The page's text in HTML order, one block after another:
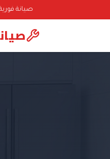
صيانة فورية